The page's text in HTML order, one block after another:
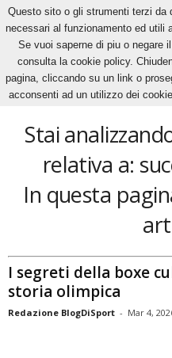
Home Tags Successo olimpico
successo olimpico
Stai
relativa a:
In questa
I segreti della boxe
storia olimpica
Redazione BlogDiSport - Mar 4,
Questo sito o gli strumenti terzi
necessari al funzionamento ed utili
Se vuoi saperne di piu o negare
consulta la cookie policy.
pagina, cliccando su un link o
acconsenti ad un utilizzo dei